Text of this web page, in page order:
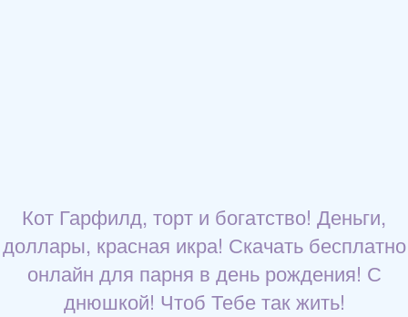
Кот Гарфилд, торт и богатство! Деньги,
доллары, красная икра! Скачать бесплатно
онлайн для парня в день рождения! С
днюшкой! Чтоб Тебе так жить!